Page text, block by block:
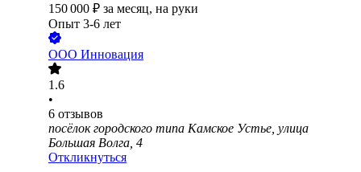
150 000 ₽ за месяц, на руки
Опыт 3-6 лет
ООО Инновация
1.6
•
6 отзывов
посёлок городского типа Камское Устье, улица
Большая Волга, 4
Откликнуться